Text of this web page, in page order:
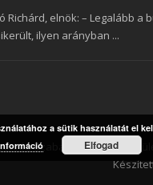
Richárd, elnök: – Legalább a
ilyen arányban ...
és Szabadidő Klub Egyesület
a sütik használatát el
Elfogad